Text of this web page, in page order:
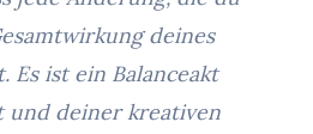
deines
Es ist ein Balanceakt
und deiner kreativen